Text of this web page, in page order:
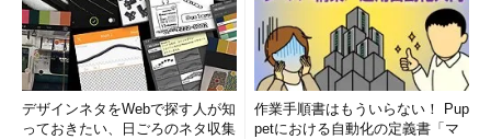
デザインネタをWebで探す人が知
っておきたい、日ごろのネタ収集
作業手順書はもういらない！ Pup
petにおける自動化の定義書「マ